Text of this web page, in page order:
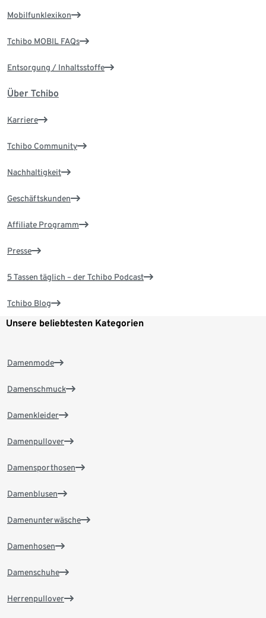
Mobilfunklexikon
Tchibo MOBIL FAQs
Entsorgung / Inhaltsstoffe
Über Tchibo
Karriere
Tchibo Community
Nachhaltigkeit
Geschäftskunden
Affiliate Programm
Presse
5 Tassen täglich – der Tchibo Podcast
Tchibo Blog
Unsere beliebtesten Kategorien
Damenmode
Damenschmuck
Damenkleider
Damenpullover
Damensporthosen
Damenblusen
Damenunterwäsche
Damenhosen
Damenschuhe
Herrenpullover